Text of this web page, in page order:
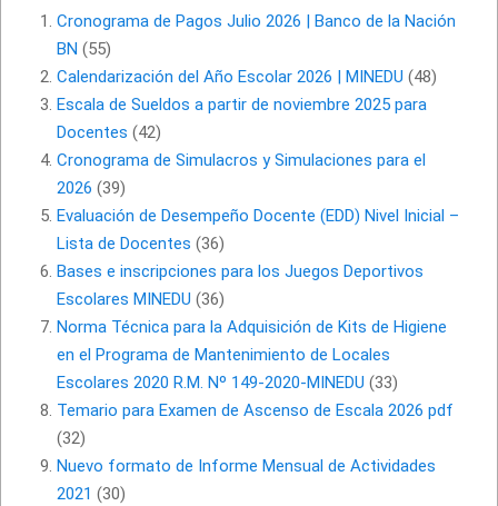
Cronograma de Pagos Julio 2026 | Banco de la Nación
BN (55)
Calendarización del Año Escolar 2026 | MINEDU (48)
Escala de Sueldos a partir de noviembre 2025 para
Docentes (42)
Cronograma de Simulacros y Simulaciones para el
2026 (39)
Evaluación de Desempeño Docente (EDD) Nivel Inicial –
Lista de Docentes (36)
Bases e inscripciones para los Juegos Deportivos
Escolares MINEDU (36)
Norma Técnica para la Adquisición de Kits de Higiene
en el Programa de Mantenimiento de Locales
Escolares 2020 R.M. Nº 149-2020-MINEDU (33)
Temario para Examen de Ascenso de Escala 2026 pdf
(32)
Nuevo formato de Informe Mensual de Actividades
2021 (30)